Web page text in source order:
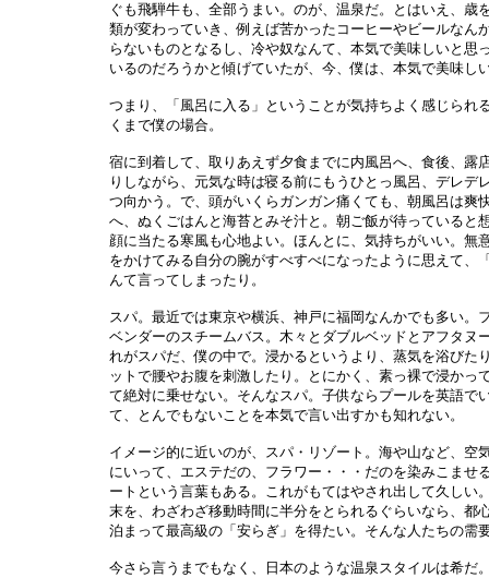
ぐも飛騨牛も、全部うまい。のが、温泉だ。とはいえ、歳
類が変わっていき、例えば苦かったコーヒーやビールなん
らないものとなるし、冷や奴なんて、本気で美味しいと思
いるのだろうかと傾げていたが、今、僕は、本気で美味し
つまり、「風呂に入る」ということが気持ちよく感じられ
くまで僕の場合。
宿に到着して、取りあえず夕食までに内風呂へ、食後、露
りしながら、元気な時は寝る前にもうひとっ風呂、デレデ
つ向かう。で、頭がいくらガンガン痛くても、朝風呂は爽
へ、ぬくごはんと海苔とみそ汁と。朝ご飯が待っていると
顔に当たる寒風も心地よい。ほんとに、気持ちがいい。無
をかけてみる自分の腕がすべすべになったように思えて、
んて言ってしまったり。
スパ。最近では東京や横浜、神戸に福岡なんかでも多い。
ベンダーのスチームバス。木々とダブルベッドとアフタヌ
れがスパだ、僕の中で。浸かるというより、蒸気を浴びた
ットで腰やお腹を刺激したり。とにかく、素っ裸で浸かっ
て絶対に乗せない。そんなスパ。子供ならプールを英語で
て、とんでもないことを本気で言い出すかも知れない。
イメージ的に近いのが、スパ・リゾート。海や山など、空
にいって、エステだの、フラワー・・・だのを染みこませ
ートという言葉もある。これがもてはやされ出して久しい
末を、わざわざ移動時間に半分をとられるぐらいなら、都
泊まって最高級の「安らぎ」を得たい。そんな人たちの需
今さら言うまでもなく、日本のような温泉スタイルは希だ